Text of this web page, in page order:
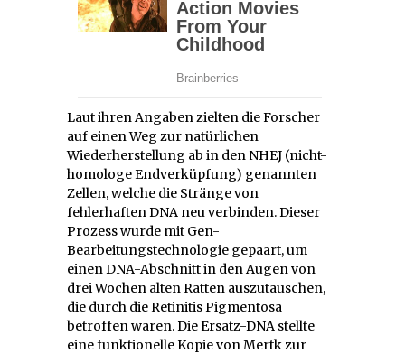
Laut ihren Angaben zielten die Forscher
auf einen Weg zur natürlichen
Wiederherstellung ab in den NHEJ (nicht-
homologe Endverküpfung) genannten
Zellen, welche die Stränge von
fehlerhaften DNA neu verbinden. Dieser
Prozess wurde mit Gen-
Bearbeitungstechnologie gepaart, um
einen DNA-Abschnitt in den Augen von
drei Wochen alten Ratten auszutauschen,
die durch die Retinitis Pigmentosa
betroffen waren. Die Ersatz-DNA stellte
eine funktionelle Kopie von Mertk zur